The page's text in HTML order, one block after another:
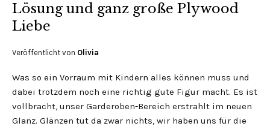
Lösung und ganz große Plywood
Liebe
Veröffentlicht von Olivia
Was so ein Vorraum mit Kindern alles können muss und
dabei trotzdem noch eine richtig gute Figur macht. Es ist
vollbracht, unser Garderoben-Bereich erstrahlt im neuen
Glanz. Glänzen tut da zwar nichts, wir haben uns für die